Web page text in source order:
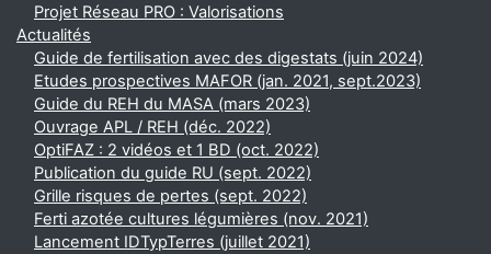
Projet Réseau PRO : Valorisations
Actualités
Guide de fertilisation avec des digestats (juin 2024)
Etudes prospectives MAFOR (jan. 2021, sept.2023)
Guide du REH du MASA (mars 2023)
Ouvrage APL / REH (déc. 2022)
OptiFAZ : 2 vidéos et 1 BD (oct. 2022)
Publication du guide RU (sept. 2022)
Grille risques de pertes (sept. 2022)
Ferti azotée cultures légumières (nov. 2021)
Lancement IDTypTerres (juillet 2021)